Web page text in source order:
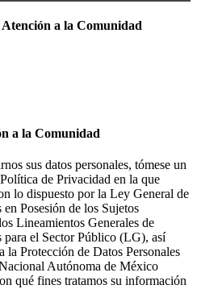
a la Comunidad
a la Comunidad
sus datos personales, tómese un
de Privacidad en la que
lo dispuesto por la Ley General de
Posesión de los Sujetos
Lineamientos Generales de
para el Sector Público (LG), así
la Protección de Datos Personales
Autónoma de México
qué fines tratamos su información